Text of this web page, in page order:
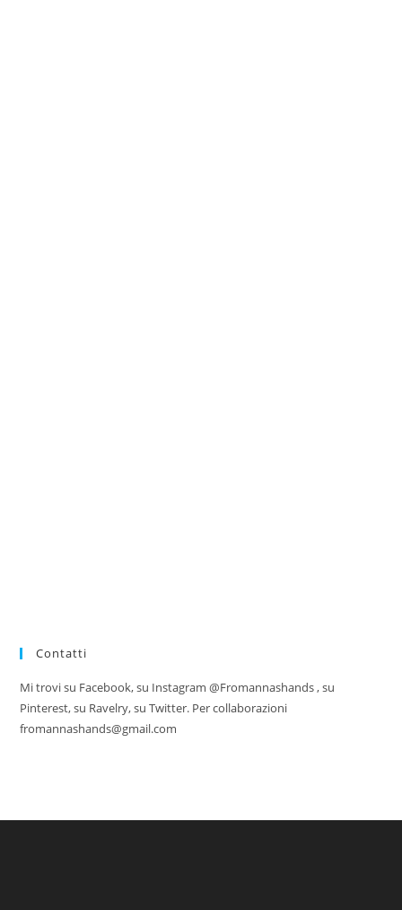
Contatti
Mi trovi su Facebook, su Instagram @Fromannashands , su
Pinterest, su Ravelry, su Twitter. Per collaborazioni
fromannashands@gmail.com